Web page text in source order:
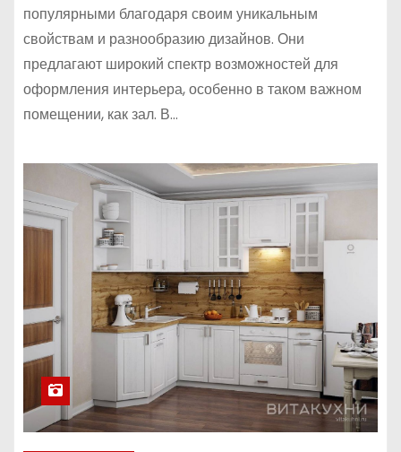
популярными благодаря своим уникальным
свойствам и разнообразию дизайнов. Они
предлагают широкий спектр возможностей для
оформления интерьера, особенно в таком важном
помещении, как зал. В…